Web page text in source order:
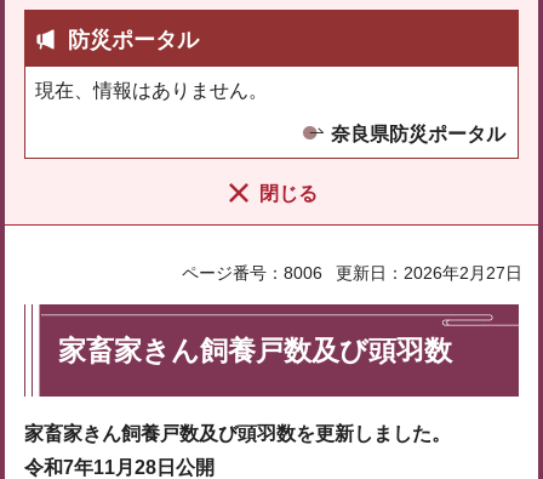
防災ポータル
現在、情報はありません。
奈良県防災ポータル
閉じる
ページ番号：8006 更新日：2026年2月27日
家畜家きん飼養戸数及び頭羽数
家畜家きん飼養戸数及び頭羽数を更新しました。
令和7年11月28日公開